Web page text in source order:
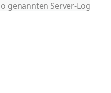
genannten Server-Log